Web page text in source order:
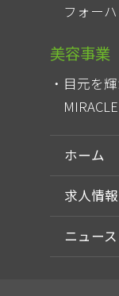
フォー
美容事業
目元を
ホーム
求人情報
ニュース